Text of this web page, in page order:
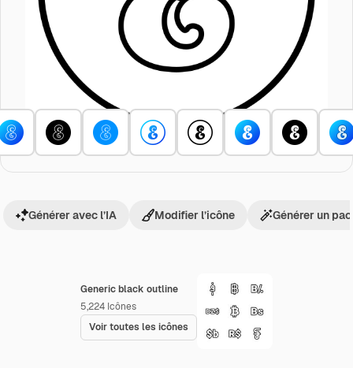
Generic black outline
5,224 Icônes
Voir toutes les icônes
Générer avec l’IA Modifier l’icône Générer un